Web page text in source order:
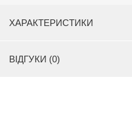
ХАРАКТЕРИСТИКИ
ВІДГУКИ (0)